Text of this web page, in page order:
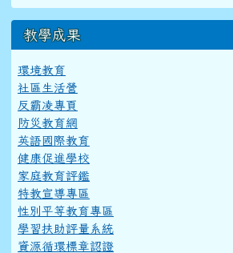
教學成果
環境教育
社區生活營
反霸凌專頁
防災教育網
英語國際教育
健康促進學校
家庭教育評鑑
特教宣導專區
性別平等教育專區
學習扶助評量系統
資源循環標章認證